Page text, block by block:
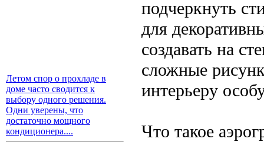
Летом спор о прохладе в
доме часто сводится к
выбору одного решения.
Одни уверены, что
достаточно мощного
кондиционера....
подчеркнуть
для
создавать на
сложные
интерьеру
Что такое